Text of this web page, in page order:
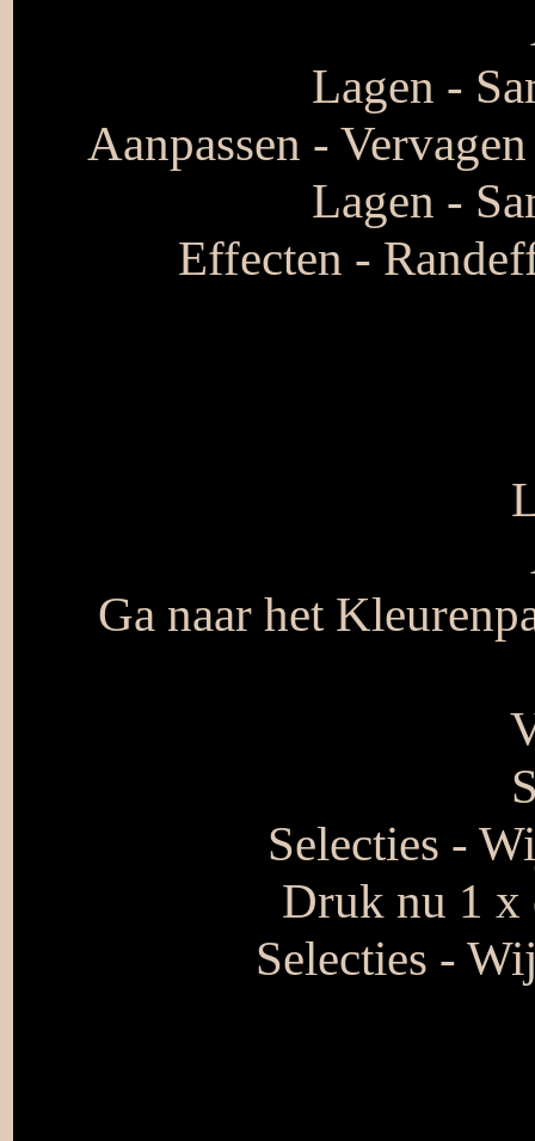
Lagen -
Aanpassen -
Lagen -
Effecten -
Ga naar het
Selecties -
Druk nu 1 x
Selecties -